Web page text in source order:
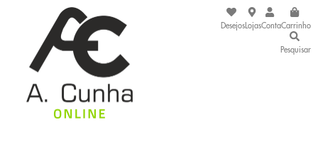
DesejosLojasContaCarrinho
Pesquisar